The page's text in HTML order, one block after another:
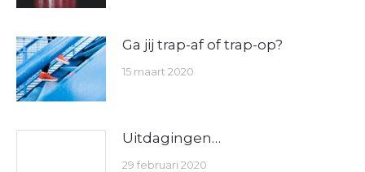
Ga jij trap-af of trap-op?
15 maart 2020
Uitdagingen…
29 februari 2020